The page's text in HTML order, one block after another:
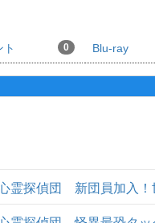
ト 0 Blu-ray
霊探偵団 新団員加入！